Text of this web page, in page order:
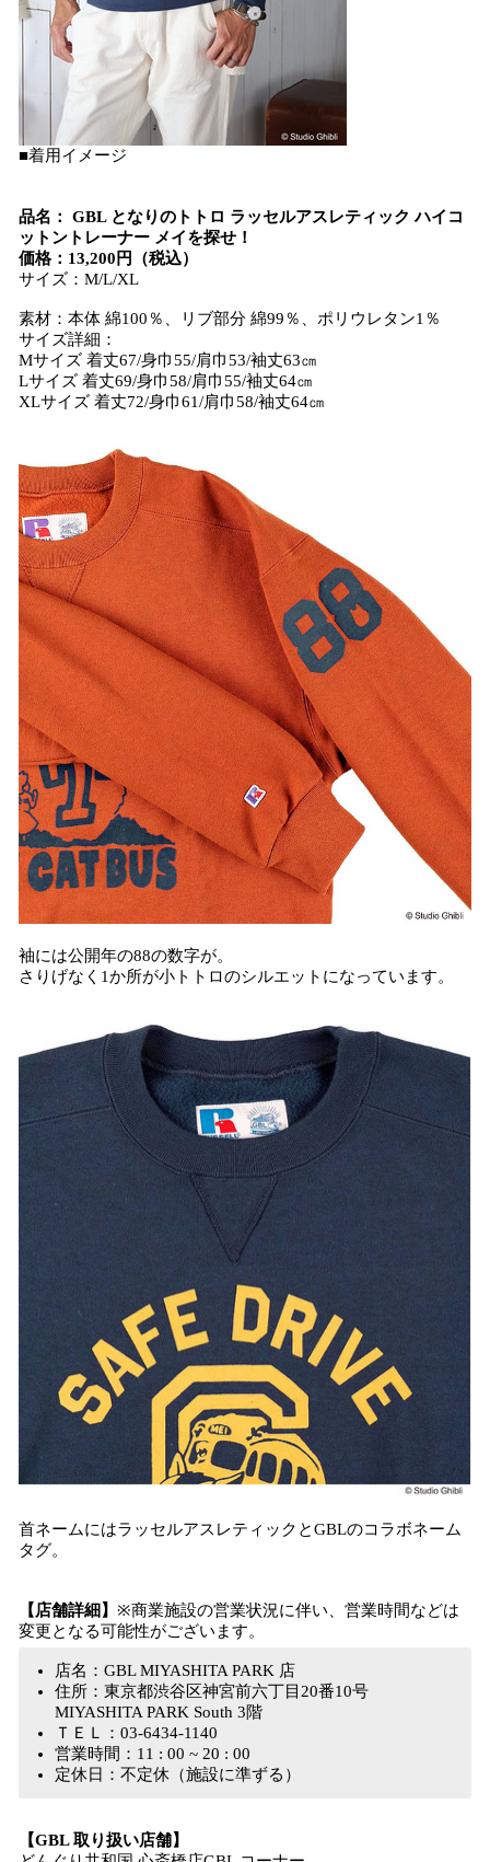
■着用イメージ
品名： GBL となりのトトロ ラッセルアスレティック ハイコ
ットントレーナー メイを探せ！
価格：13,200円（税込）
サイズ：M/L/XL
素材：本体 綿100％、リブ部分 綿99％、ポリウレタン1％
サイズ詳細：
Mサイズ 着丈67/身巾55/肩巾53/袖丈63㎝
Lサイズ 着丈69/身巾58/肩巾55/袖丈64㎝
XLサイズ 着丈72/身巾61/肩巾58/袖丈64㎝
袖には公開年の88の数字が。
さりげなく1か所が小トトロのシルエットになっています。
首ネームにはラッセルアスレティックとGBLのコラボネーム
タグ。
【店舗詳細】 ※商業施設の営業状況に伴い、営業時間などは
変更となる可能性がございます。
店名：GBL MIYASHITA PARK 店
住所：東京都渋谷区神宮前六丁目20番10号
MIYASHITA PARK South 3階
ＴＥＬ：03-6434-1140
営業時間：11 : 00 ~ 20 : 00
定休日：不定休（施設に準ずる）
【GBL 取り扱い店舗】